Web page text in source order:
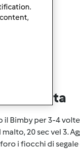
ricetta
Bimby per 3-4
20 sec vel 3.
i fiocchi di segale